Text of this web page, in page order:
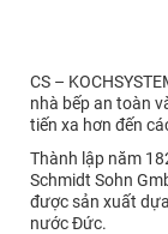
CS –
nhà bếp an toàn
tiến xa hơn đến
Thành lập năm
Schmidt Sohn
được sản xuất
nước Đức.